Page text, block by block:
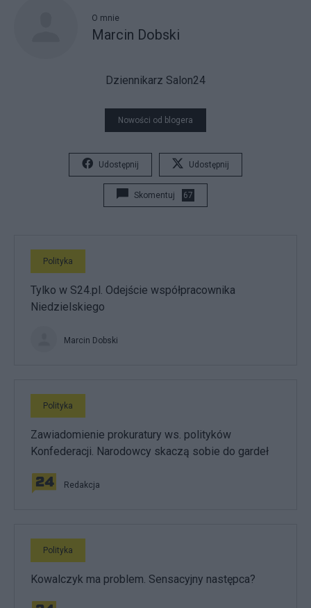
O mnie
Marcin Dobski
Dziennikarz Salon24
Nowości od blogera
Udostępnij Udostępnij
Skomentuj 67
Polityka
Tylko w S24.pl. Odejście współpracownika
Niedzielskiego
Marcin Dobski
Polityka
Zawiadomienie prokuratury ws. polityków
Konfederacji. Narodowcy skaczą sobie do gardeł
Redakcja
Polityka
Kowalczyk ma problem. Sensacyjny następca?